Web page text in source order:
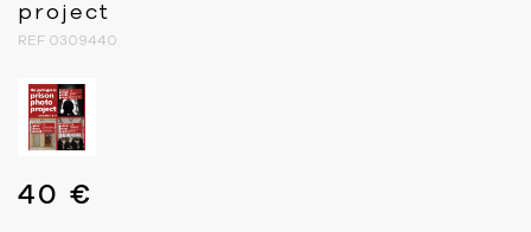
project
REF 0309440
40 €